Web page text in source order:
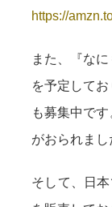
https://
また、『な
を予定して
も募集中で
がおられまし
そして、日